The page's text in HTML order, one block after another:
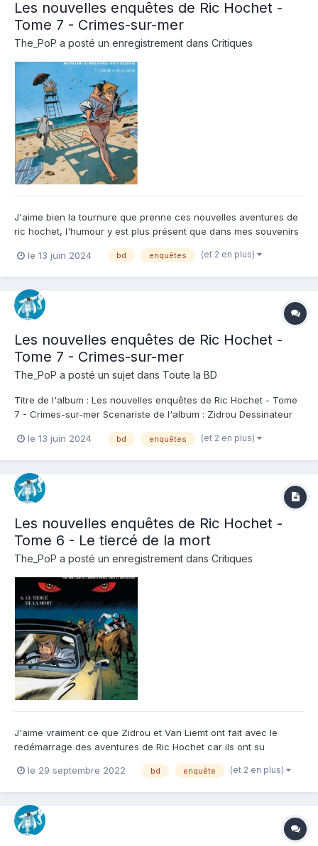
Les nouvelles enquêtes de Ric Hochet -
Tome 7 - Crimes-sur-mer
The_PoP a posté un enregistrement dans Critiques
J'aime bien la tournure que prenne ces nouvelles aventures de
ric hochet, l'humour y est plus présent que dans mes souvenirs
restent durs, il y a des morts, du sang et du crime, mais Zidrou y
le 13 juin 2024 bd enquêtes (et 2 en plus)
Les nouvelles enquêtes de Ric Hochet -
Tome 7 - Crimes-sur-mer
The_PoP a posté un sujet dans Toute la BD
Titre de l'album : Les nouvelles enquêtes de Ric Hochet - Tome
7 - Crimes-sur-mer Scenariste de l'album : Zidrou Dessinateur
Editeur de l'album : Le Lombard Note : Résumé de l'album : Le
le 13 juin 2024 bd enquêtes (et 2 en plus)
Les nouvelles enquêtes de Ric Hochet -
Tome 6 - Le tiercé de la mort
The_PoP a posté un enregistrement dans Critiques
J'aime vraiment ce que Zidrou et Van Liemt ont fait avec le
redémarrage des aventures de Ric Hochet car ils ont su
de la série, mais en nous livrant toutefois de nouvelles
le 29 septembre 2022 bd enquête (et 2 en plus)